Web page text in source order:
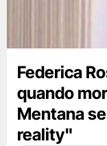
Federica
quando
Mentana
reality"